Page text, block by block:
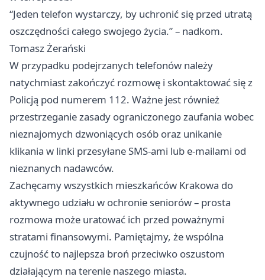
“Jeden telefon wystarczy, by uchronić się przed utratą
oszczędności całego swojego życia.” – nadkom.
Tomasz Żerański
W przypadku podejrzanych telefonów należy
natychmiast zakończyć rozmowę i skontaktować się z
Policją pod numerem 112. Ważne jest również
przestrzeganie zasady ograniczonego zaufania wobec
nieznajomych dzwoniących osób oraz unikanie
klikania w linki przesyłane SMS-ami lub e-mailami od
nieznanych nadawców.
Zachęcamy wszystkich mieszkańców Krakowa do
aktywnego udziału w ochronie seniorów – prosta
rozmowa może uratować ich przed poważnymi
stratami finansowymi. Pamiętajmy, że wspólna
czujność to najlepsza broń przeciwko oszustom
działającym na terenie naszego miasta.